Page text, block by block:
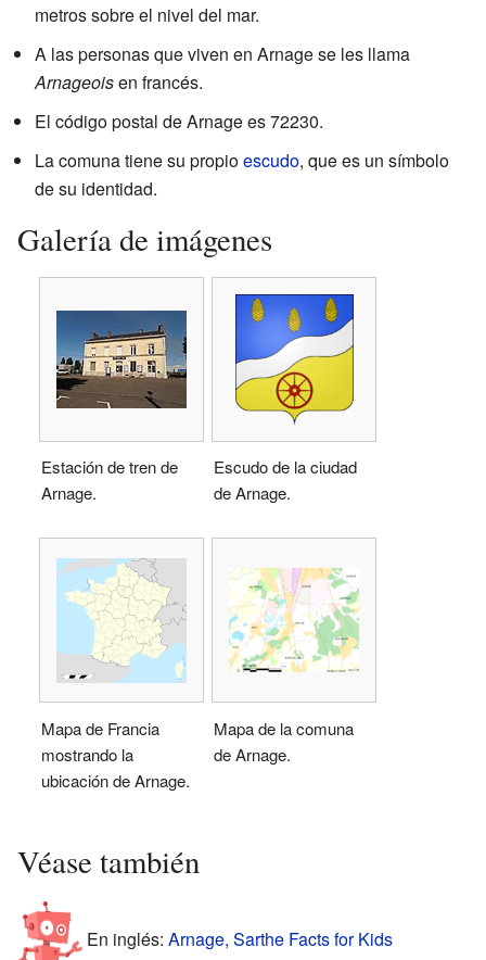
metros sobre el nivel del mar.
A las personas que viven en Arnage se les llama
Arnageoisen francés.
El código postal de Arnage es 72230.
La comuna tiene su propioescudo, que es un símbolo
de su identidad.
Galería de imágenes
Estación de tren de
Arnage.
Escudo de la ciudad
de Arnage.
Mapa de Francia
mostrando la
ubicación de Arnage.
Mapa de la comuna
de Arnage.
Véase también
En inglés: Arnage, Sarthe Facts for Kids